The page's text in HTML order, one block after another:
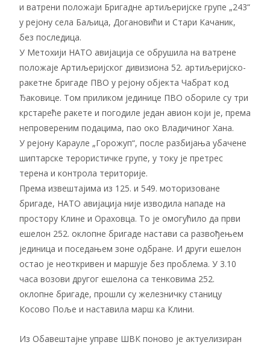
и ватрени положаји Бригадне артиљеријске групе „243“
у рејону села Баљица, Догановићи и Стари Качаник,
без последица.
У Метохији НАТО авијација се обрушила на ватрене
положаје Артиљеријског дивизиона 52. артиљеријско-
ракетне бригаде ПВО у рејону објекта Чабрат код
Ђаковице. Том приликом јединице ПВО обориле су три
крстареће ракете и погодиле један авион који је, према
непровереним подацима, пао око Владичиног Хана.
У рејону Карауле „Горожуп“, после разбијања убачене
шиптарске терористичке групе, у току је претрес
терена и контрола територије.
Према извештајима из 125. и 549. моторизоване
бригаде, НАТО авијација није изводила нападе на
простору Клине и Ораховца. То је омогућило да први
ешелон 252. оклопне бригаде настави са развођењем
јединица и поседањем зоне одбране. И други ешелон
остао је неоткривен и маршује без проблема. У 3.10
часа возови другог ешелона са тенковима 252.
оклопне бригаде, прошли су железничку станицу
Косово Поље и наставила марш ка Клини.
Из Обавештајне управе ШВК поново је актуелизиран